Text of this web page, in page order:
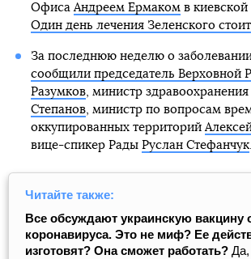
ОфисаАндреем Ермакомв
Один день лечения Зеленского стоит
За последнюю неделю о
сообщили председатель Верховной
Разумков, министр здравоохранения
Степанов, министр по вопросам
оккупированных территорий
вице-спикер Рады Руслан Стефанчук.
Читайте также:
Все обсуждают украинскую вакцину
коронавируса. Это не миф? Ее
изготовят? Она сможет работать? Да,